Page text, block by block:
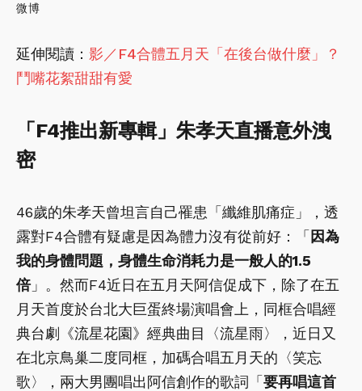
微博
延伸閱讀： 影／F4合體五月天「在後台做什麼」？
鬥嘴花絮甜甜有愛
「F4推出新專輯」朱孝天直播意外洩
密
46歲的朱孝天曾坦言自己罹患「纖維肌痛症」，透
露對F4合體有疑慮是因為體力沒有從前好：「 因為
我的身體問題，身體生命消耗力是一般人的1.5
倍」。然而F4近日在五月天阿信促成下，除了在五
月天首度於台北大巨蛋終場演唱會上，同框合唱經
典台劇《流星花園》經典曲目〈流星雨〉，近日又
在北京鳥巢二度同框，加碼合唱五月天的〈笑忘
歌〉，兩大男團唱出阿信創作的歌詞「 要再唱這首